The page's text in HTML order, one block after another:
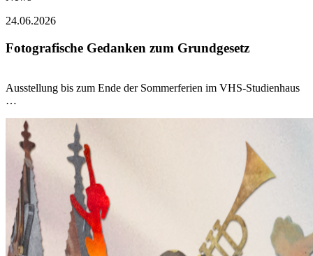
24.06.2026
Fotografische Gedanken zum Grundgesetz
Ausstellung bis zum Ende der Sommerferien im VHS-Studienhaus
…